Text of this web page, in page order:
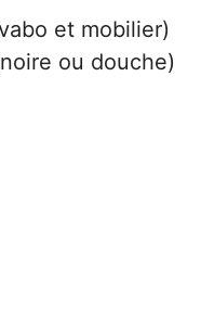
et mobilier)
ou douche)